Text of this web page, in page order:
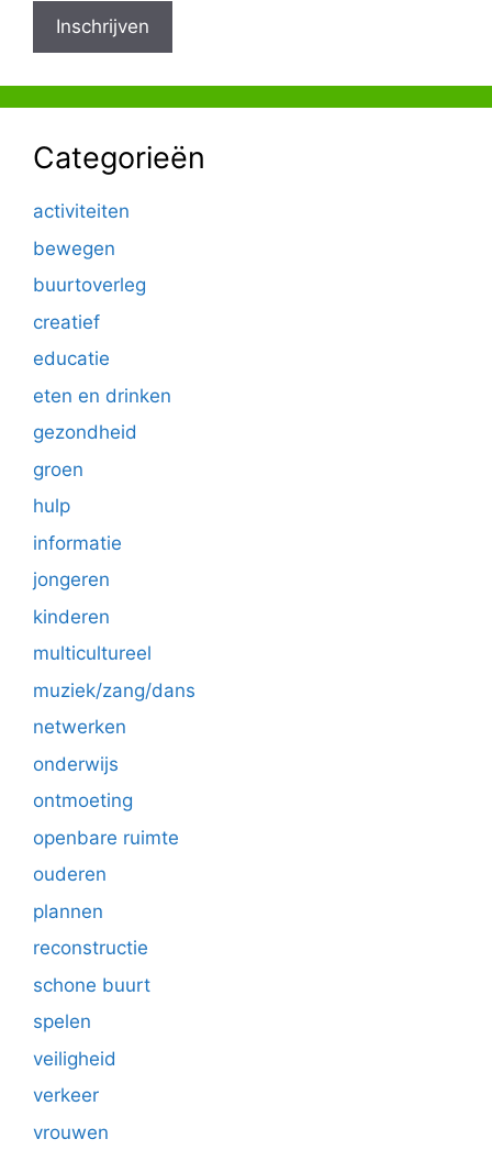
Categorieën
activiteiten
bewegen
buurtoverleg
creatief
educatie
eten en drinken
gezondheid
groen
hulp
informatie
jongeren
kinderen
multicultureel
muziek/zang/dans
netwerken
onderwijs
ontmoeting
openbare ruimte
ouderen
plannen
reconstructie
schone buurt
spelen
veiligheid
verkeer
vrouwen